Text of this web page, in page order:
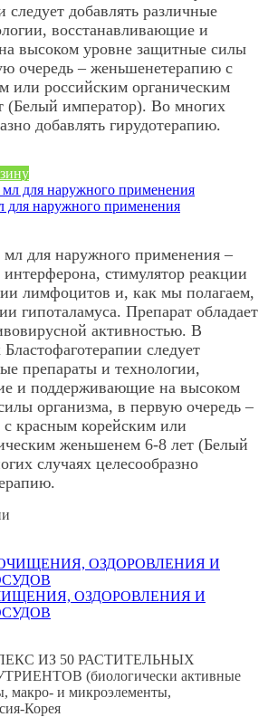
следует добавлять различные
восстанавливающие и
высоком уровне защитные силы
очередь – женьшенетерапию с
или российским органическим
(Белый император). Во многих
добавлять гирудотерапию.
для наружного применения
мл для наружного применения –
стимулятор реакции
лимфоцитов и, как мы полагаем,
гипоталамуса. Препарат обладает
активностью. В
следует
препараты и технологии,
и поддерживающие на высоком
организма, в первую очередь –
красным корейским или
женьшенем 6-8 лет (Белый
случаях целесообразно
ОЗДОРОВЛЕНИЯ И
ИЗ 50 РАСТИТЕЛЬНЫХ
(биологически активные
макро- и микроэлементы,
Корея